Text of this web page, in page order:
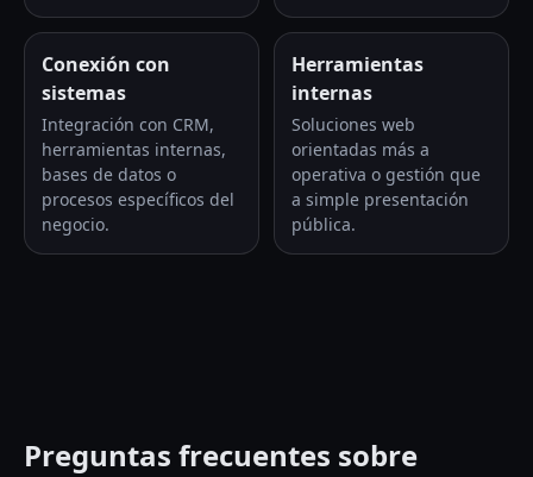
Conexión con
sistemas
Integración con CRM,
herramientas internas,
bases de datos o
procesos específicos del
negocio.
Herramientas
internas
Soluciones web
orientadas más a
operativa o gestión que
a simple presentación
pública.
Preguntas frecuentes sobre